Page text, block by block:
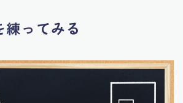
ってみる